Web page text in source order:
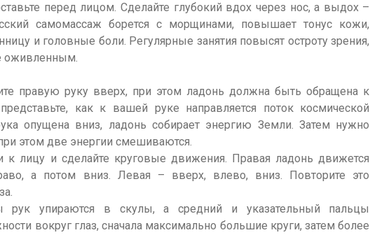
перед лицом. Сделайте глубокий вдох через нос, а выдох –
самомассаж борется с морщинами, повышает тонус кожи,
и головные боли. Регулярные занятия повысят остроту зрения,
оживленным.
правую руку вверх, при этом ладонь должна быть обращена к
как к вашей руке направляется поток космической
опущена вниз, ладонь собирает энергию Земли. Затем нужно
этом две энергии смешиваются.
к лицу и сделайте круговые движения. Правая ладонь движется
а потом вниз. Левая – вверх, влево, вниз. Повторите это
рук упираются в скулы, а средний и указательный пальцы
вокруг глаз, сначала максимально большие круги, затем более